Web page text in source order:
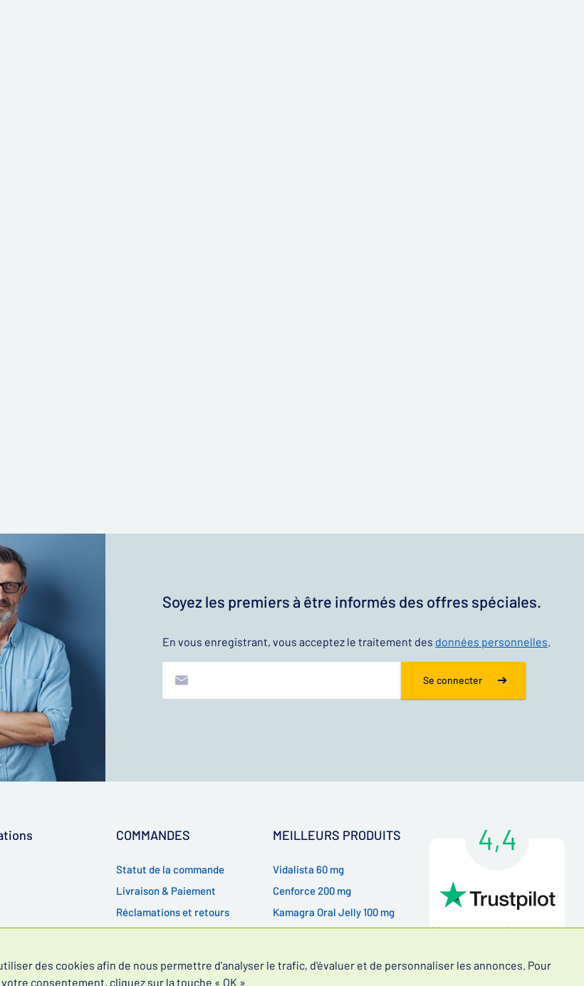
Soyez les premiers à être informés des offres spéciales.
En vous enregistrant, vous acceptez le traitement des données personnelles.
Se connecter
COMMANDES
Statut de la commande
Livraison & Paiement
Réclamations et retours
MEILLEURS PRODUITS
Vidalista 60 mg
Cenforce 200 mg
Kamagra Oral Jelly 100 mg
4,4
Lire les évaluations de nos
des cookies afin de nous permettre d'analyser le trafic, d'évaluer et de personnaliser les annonces. Pour
consentement, cliquez sur la touche « OK ».